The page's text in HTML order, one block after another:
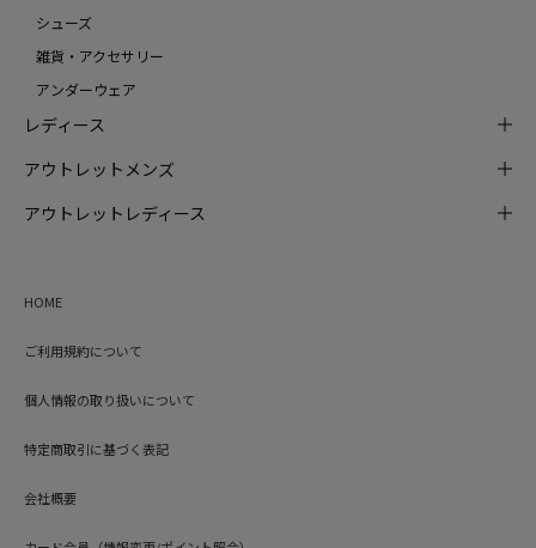
シューズ
雑貨・アクセサリー
アンダーウェア
レディース
アウトレットメンズ
アウトレットレディース
HOME
ご利用規約について
個人情報の取り扱いについて
特定商取引に基づく表記
会社概要